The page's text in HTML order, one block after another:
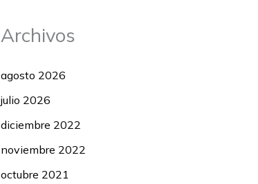
Archivos
agosto 2026
julio 2026
diciembre 2022
noviembre 2022
octubre 2021